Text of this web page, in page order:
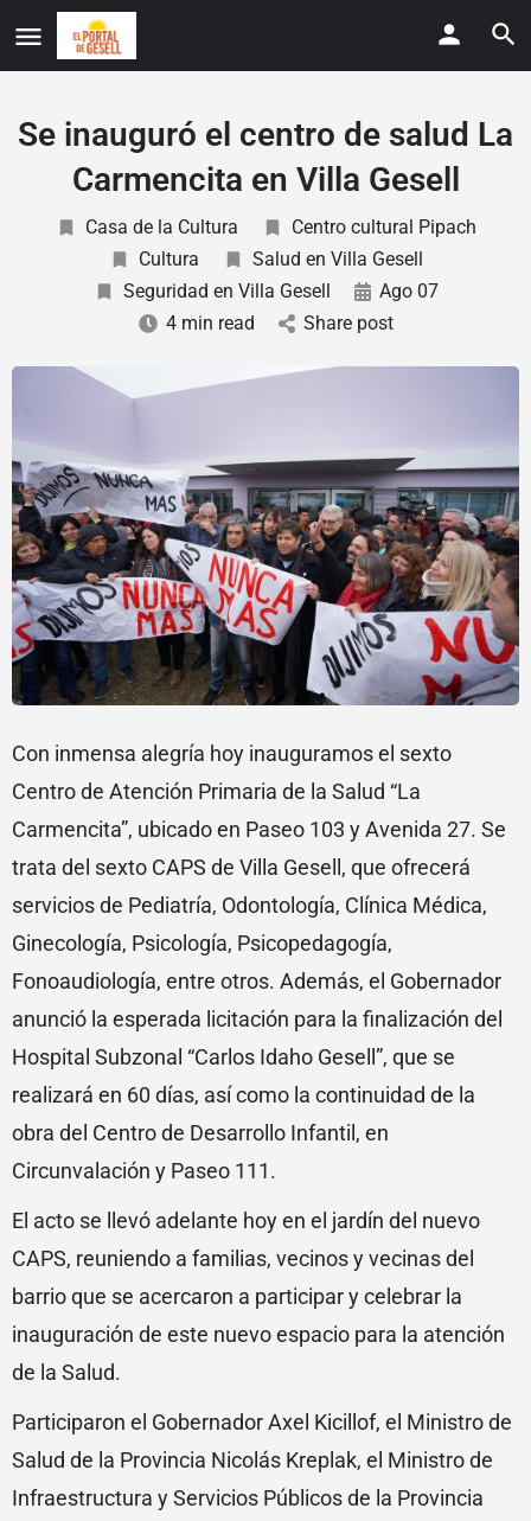
Se inauguró el centro de salud La
Carmencita en Villa Gesell
Casa de la Cultura
Centro cultural Pipach
Cultura
Salud en Villa Gesell
Seguridad en Villa Gesell
Ago 07
4 min read
Share post
Con inmensa alegría hoy inauguramos el sexto
Centro de Atención Primaria de la Salud “La
Carmencita”, ubicado en Paseo 103 y Avenida 27. Se
trata del sexto CAPS de Villa Gesell, que ofrecerá
servicios de Pediatría, Odontología, Clínica Médica,
Ginecología, Psicología, Psicopedagogía,
Fonoaudiología, entre otros. Además, el Gobernador
anunció la esperada licitación para la finalización del
Hospital Subzonal “Carlos Idaho Gesell”, que se
realizará en 60 días, así como la continuidad de la
obra del Centro de Desarrollo Infantil, en
Circunvalación y Paseo 111.
El acto se llevó adelante hoy en el jardín del nuevo
CAPS, reuniendo a familias, vecinos y vecinas del
barrio que se acercaron a participar y celebrar la
inauguración de este nuevo espacio para la atención
de la Salud.
Participaron el Gobernador Axel Kicillof, el Ministro de
Salud de la Provincia Nicolás Kreplak, el Ministro de
Infraestructura y Servicios Públicos de la Provincia